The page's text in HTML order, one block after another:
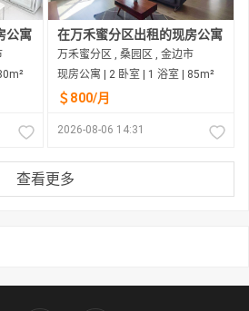
公寓 在万禾蜜分区出租的现房公寓
万禾蜜分区 , 桑园区 , 金边市
现房公寓 | 2 卧室 | 1 浴室 | 85m²
＄800/月
2026-08-06 14:31
查看更多